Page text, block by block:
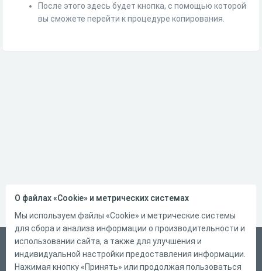
После этого здесь будет кнопка, с помощью которой
вы сможете перейти к процедуре копирования.
Русский
Справка
О файлах «Cookie» и метрических системах
Мы используем файлы «Cookie» и метрические системы
для сбора и анализа информации о производительности и
использовании сайта, а также для улучшения и
индивидуальной настройки предоставления информации.
Нажимая кнопку «Принять» или продолжая пользоваться